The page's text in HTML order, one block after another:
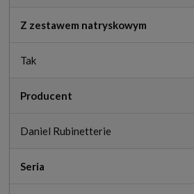
Z zestawem natryskowym
Tak
Producent
Daniel Rubinetterie
Seria